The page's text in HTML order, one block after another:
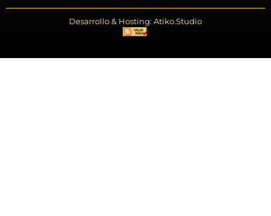
Desarrollo & Hosting: Atiko.Studio